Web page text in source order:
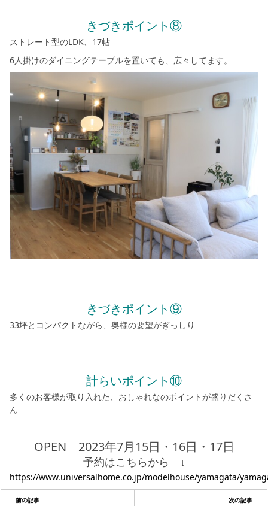
きづきポイント⑧
ストレート型のLDK、17帖
6人掛けのダイニングテーブルを置いても、広々してます。
きづきポイント⑨
33坪とコンパクトながら、奥様の要望がぎっしり
計らいポイント⑩
多くのお客様が取り入れた、おしゃれなのポイントが盛りだくさ
ん
OPEN 2023年7月15日・16日・17日
予約はこちらから ↓
https://www.universalhome.co.jp/modelhouse/yamagata/
前の記事 次の記事